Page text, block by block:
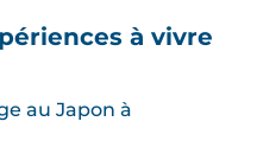
à vivre
au Japon à